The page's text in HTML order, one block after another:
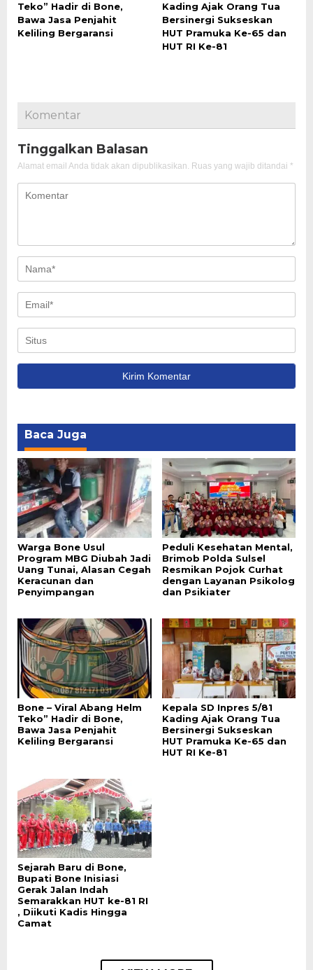
Teko” Hadir di Bone,
Bawa Jasa Penjahit
Keliling Bergaransi
Kading Ajak Orang Tua
Bersinergi Sukseskan
HUT Pramuka Ke-65 dan
HUT RI Ke-81
Komentar
Tinggalkan Balasan
Alamat email Anda tidak akan dipublikasikan. Ruas yang wajib ditandai *
Baca Juga
Warga Bone Usul
Program MBG Diubah Jadi
Uang Tunai, Alasan Cegah
Keracunan dan
Penyimpangan
Peduli Kesehatan Mental,
Brimob Polda Sulsel
Resmikan Pojok Curhat
dengan Layanan Psikolog
dan Psikiater
Bone – Viral Abang Helm
Teko” Hadir di Bone,
Bawa Jasa Penjahit
Keliling Bergaransi
Kepala SD Inpres 5/81
Kading Ajak Orang Tua
Bersinergi Sukseskan
HUT Pramuka Ke-65 dan
HUT RI Ke-81
Sejarah Baru di Bone,
Bupati Bone Inisiasi
Gerak Jalan Indah
Semarakkan HUT ke-81 RI
, Diikuti Kadis Hingga
Camat